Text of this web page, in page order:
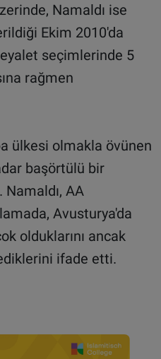
Namaldı ise
Ekim 2010'da
seçimlerinde 5
rağmen
ülkesi olmakla övünen
başörtülü bir
AA
Avusturya'da
olduklarını ancak
ifade etti.